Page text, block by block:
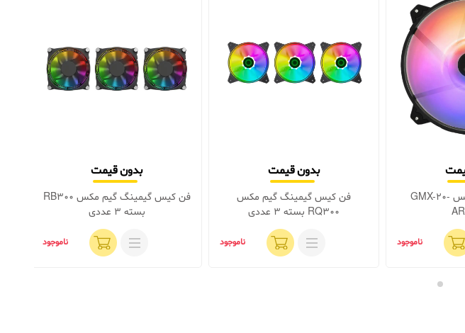
بدون قیمت
فن کیس گیمینگ گیم‌ مکس RB300
بسته 3 عددی
ناموجود
بدون قیمت
فن کیس گیمینگ گیم‌ مکس
RQ300 بسته 3 عددی
ناموجود
فن کیس گیم مکس GMX-20-
ناموجود